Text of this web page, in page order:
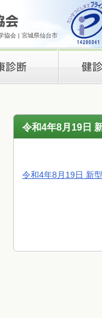
協会 | 宮城県仙台市
令和4年8月19日
令和4年8月19日 新